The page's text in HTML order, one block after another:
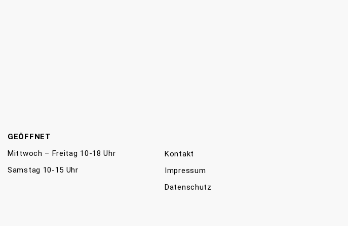
GEÖFFNET
Mittwoch – Freitag 10-18 Uhr
Samstag 10-15 Uhr
Kontakt
Impressum
Datenschutz